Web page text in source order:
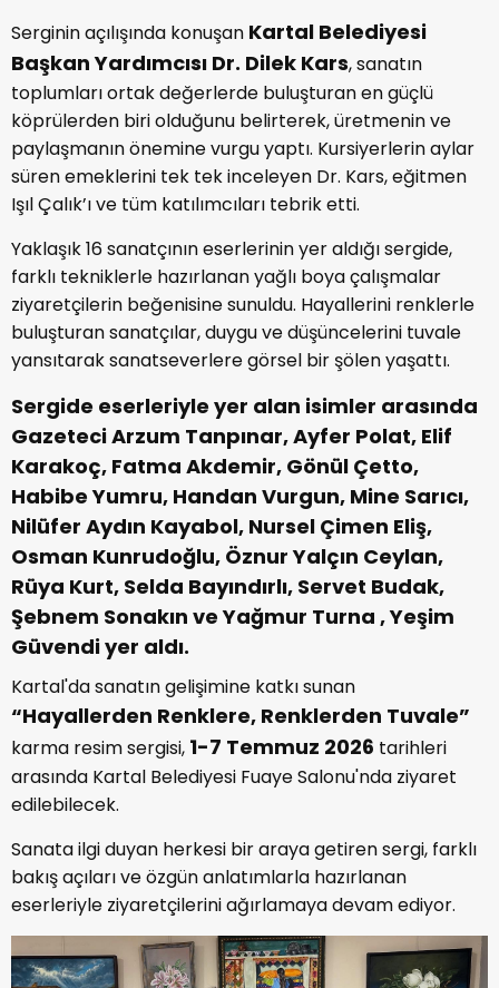
Serginin açılışında konuşan Kartal Belediyesi
Başkan Yardımcısı Dr. Dilek Kars, sanatın
toplumları ortak değerlerde buluşturan en güçlü
köprülerden biri olduğunu belirterek, üretmenin ve
paylaşmanın önemine vurgu yaptı. Kursiyerlerin aylar
süren emeklerini tek tek inceleyen Dr. Kars, eğitmen
Işıl Çalık’ı ve tüm katılımcıları tebrik etti.
Yaklaşık 16 sanatçının eserlerinin yer aldığı sergide,
farklı tekniklerle hazırlanan yağlı boya çalışmalar
ziyaretçilerin beğenisine sunuldu. Hayallerini renklerle
buluşturan sanatçılar, duygu ve düşüncelerini tuvale
yansıtarak sanatseverlere görsel bir şölen yaşattı.
Sergide eserleriyle yer alan isimler arasında
Gazeteci Arzum Tanpınar, Ayfer Polat, Elif
Karakoç, Fatma Akdemir, Gönül Çetto,
Habibe Yumru, Handan Vurgun, Mine Sarıcı,
Nilüfer Aydın Kayabol, Nursel Çimen Eliş,
Osman Kunrudoğlu, Öznur Yalçın Ceylan,
Rüya Kurt, Selda Bayındırlı, Servet Budak,
Şebnem Sonakın ve Yağmur Turna , Yeşim
Güvendi yer aldı.
Kartal'da sanatın gelişimine katkı sunan
“Hayallerden Renklere, Renklerden Tuvale”
karma resim sergisi, 1-7 Temmuz 2026 tarihleri
arasında Kartal Belediyesi Fuaye Salonu'nda ziyaret
edilebilecek.
Sanata ilgi duyan herkesi bir araya getiren sergi, farklı
bakış açıları ve özgün anlatımlarla hazırlanan
eserleriyle ziyaretçilerini ağırlamaya devam ediyor.